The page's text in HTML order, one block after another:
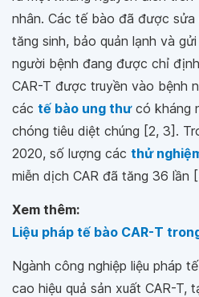
nhân. Các tế bào đã được
tăng sinh, bảo quản lạnh và
người bệnh đang được chỉ
CAR-T được truyền vào bệnh
các tế bào ung thưcó kháng
chóng tiêu diệt chúng [2, 3].
2020, số lượng các thử
miễn dịch CAR đã tăng 36 lần
Xem thêm:
Liệu pháp tế bào CAR-T
Ngành công nghiệp liệu pháp
cao hiệu quả sản xuất CAR-T,